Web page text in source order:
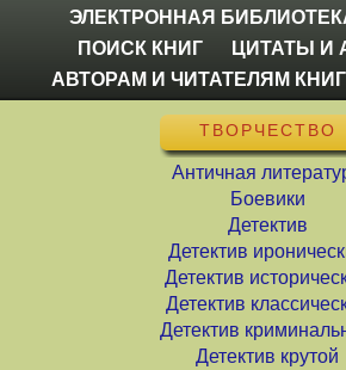
ЭЛЕКТРОННАЯ
ПОИСК КНИГ
ЦИТАТЫ И
АВТОРАМ И ЧИТАТЕЛЯМ КНИГ
ТВОРЧЕСТВО
Античная
Боевики
Детектив
Детектив
Детектив
Детектив
Детектив
Детектив крутой